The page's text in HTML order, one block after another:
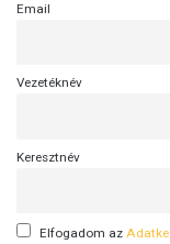
Email
Vezetéknév
Keresztnév
Elfogadom az